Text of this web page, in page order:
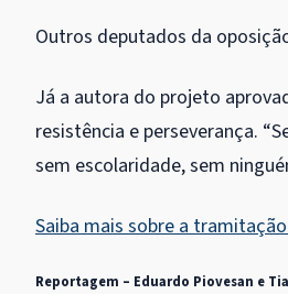
Outros deputados da
Já a autora do projeto
resistência e perseverança.
sem escolaridade, sem
Saiba mais sobre a
Reportagem – Eduardo Piovesan e